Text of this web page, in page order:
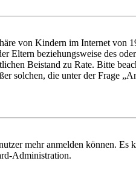
von Kindern im Internet von
Eltern beziehungsweise des
Beistand zu Rate. Bitte
solchen, die unter der Frage
mehr anmelden können. Es
Administration.